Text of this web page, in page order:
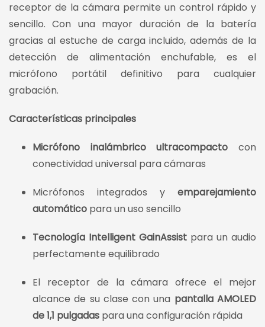
receptor de la cámara permite un control rápido y
sencillo. Con una mayor duración de la batería
gracias al estuche de carga incluido, además de la
detección de alimentación enchufable, es el
micrófono portátil definitivo para cualquier
grabación.
Características principales
Micrófono inalámbrico ultracompacto con
conectividad universal para cámaras
Micrófonos integrados y emparejamiento
automático para un uso sencillo
Tecnología Intelligent GainAssist para un audio
perfectamente equilibrado
El receptor de la cámara ofrece el mejor
alcance de su clase con una pantalla AMOLED
de 1,1 pulgadas para una configuración rápida